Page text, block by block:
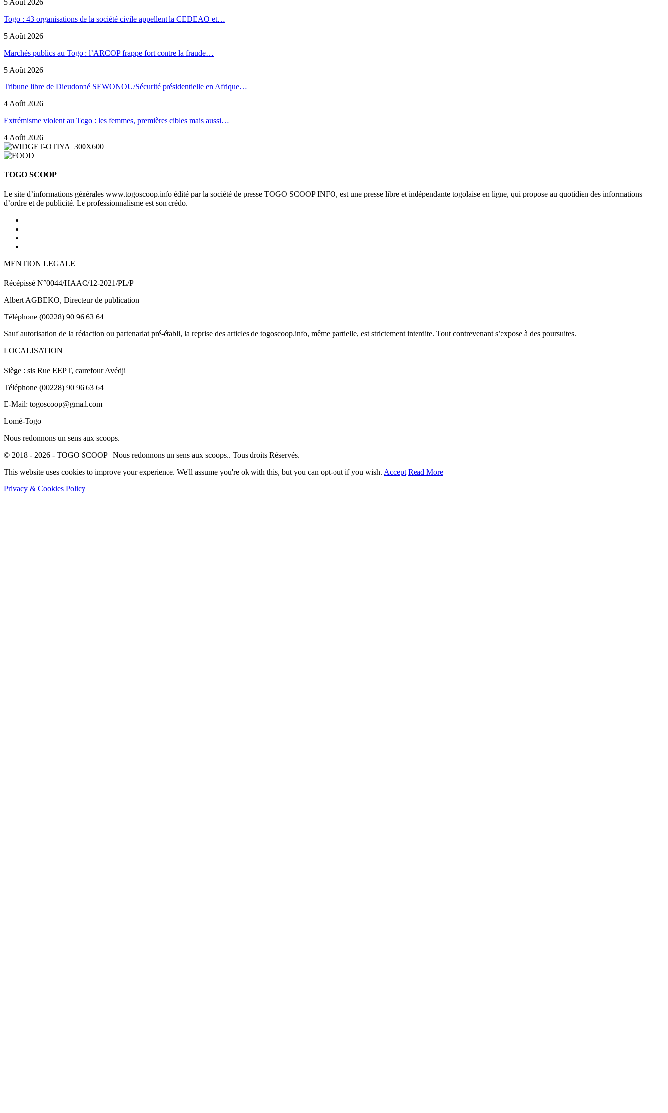
5 Août 2026
Togo : 43 organisations de la société civile appellent la CEDEAO et…
5 Août 2026
Marchés publics au Togo : l’ARCOP frappe fort contre la fraude…
5 Août 2026
Tribune libre de Dieudonné SEWONOU/Sécurité présidentielle en Afrique…
4 Août 2026
Extrémisme violent au Togo : les femmes, premières cibles mais aussi…
4 Août 2026
TOGO SCOOP
Le site d’informations générales www.togoscoop.info édité par la société de presse TOGO SCOOP INFO, est une presse libre et indépendante togolaise en ligne, qui propose au quotidien des informations
d’ordre et de publicité. Le professionnalisme est son crédo.
MENTION LEGALE
Récépissé N°0044/HAAC/12-2021/PL/P
Albert AGBEKO, Directeur de publication
Téléphone (00228) 90 96 63 64
Sauf autorisation de la rédaction ou partenariat pré-établi, la reprise des articles de togoscoop.info, même partielle, est strictement interdite. Tout contrevenant s’expose à des poursuites.
LOCALISATION
Siège : sis Rue EEPT, carrefour Avédji
Téléphone (00228) 90 96 63 64
E-Mail: togoscoop@gmail.com
Lomé-Togo
Nous redonnons un sens aux scoops.
© 2018 - 2026 - TOGO SCOOP | Nous redonnons un sens aux scoops.. Tous droits Réservés.
This website uses cookies to improve your experience. We'll assume you're ok with this, but you can opt-out if you wish. Accept Read More
Privacy & Cookies Policy